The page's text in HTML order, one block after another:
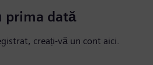
prima dată
creați-vă un cont aici.